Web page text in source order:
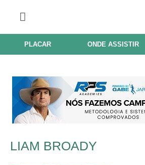
PLACAR ONDE ASSISTIR
LIAM BROADY